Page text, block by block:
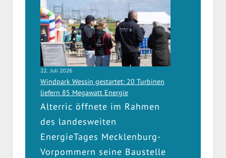
22. Juli 2026
Windpark Wessin gestartet: 20 Turbinen
liefern 85 Megawatt Energie
Alterric öffnete im Rahmen
des landesweiten
EnergieTages Mecklenburg-
Vorpommern seine Baustelle